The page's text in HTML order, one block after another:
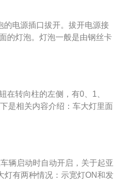
喷洗大灯。假如只想清洗玻璃
部分车系才具备）：按下灯
直调节螺丝，直到大灯光束
度和大灯高度，确保两者数值
的电源插口拔开。拔开电源接
的灯泡。灯泡一般是由钢丝卡
供电卡扣后（部分车型还有
泡底座，很快会听见清脆
3、将新灯泡放入反射罩，对
将新灯泡固定在反射罩内。重
作。
在转向柱的左侧，有0、1、
是相关内容介绍：车大灯里面
驶时灯光变得模糊不清。福克
面，福克斯采用的是麦弗逊式
辆启动时自动开启，关于起亚
灯有两种情况：示宽灯ON和发
来非常显眼，示宽灯则采用